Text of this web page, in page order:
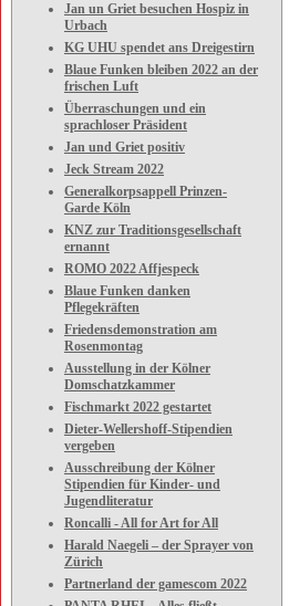
Jan un Griet besuchen Hospiz in
Urbach
KG UHU spendet ans Dreigestirn
Blaue Funken bleiben 2022 an der
frischen Luft
Überraschungen und ein
sprachloser Präsident
Jan und Griet positiv
Jeck Stream 2022
Generalkorpsappell Prinzen-
Garde Köln
KNZ zur Traditionsgesellschaft
ernannt
ROMO 2022 Affjespeck
Blaue Funken danken
Pflegekräften
Friedensdemonstration am
Rosenmontag
Ausstellung in der Kölner
Domschatzkammer
Fischmarkt 2022 gestartet
Dieter-Wellershoff-Stipendien
vergeben
Ausschreibung der Kölner
Stipendien für Kinder- und
Jugendliteratur
Roncalli - All for Art for All
Harald Naegeli – der Sprayer von
Zürich
Partnerland der gamescom 2022